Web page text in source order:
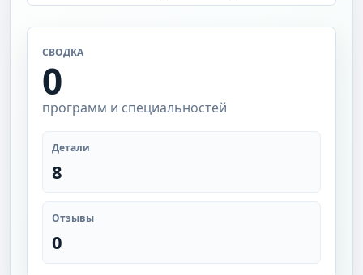
СВОДКА
0
программ и специальностей
Детали
8
Отзывы
0